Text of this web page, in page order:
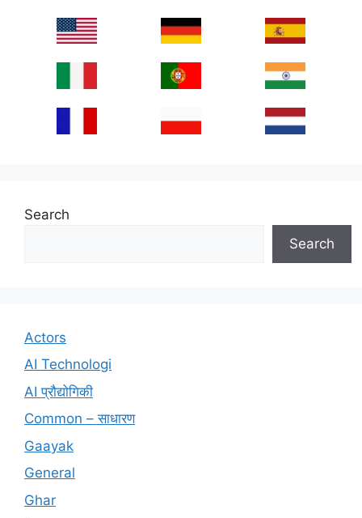
Search
Search
Actors
AI Technologi
AI प्रौद्योगिकी
Common – साधारण
Gaayak
General
Ghar